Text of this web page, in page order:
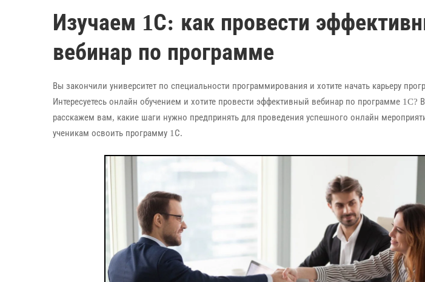
Изучаем 1С: как провести
вебинар по программе
Вы закончили университет по специальности программирования и хотите начать карьеру
Интересуетесь онлайн обучением и хотите провести эффективный вебинар по программе 1C?
расскажем вам, какие шаги нужно предпринять для проведения успешного онлайн
ученикам освоить программу 1С.